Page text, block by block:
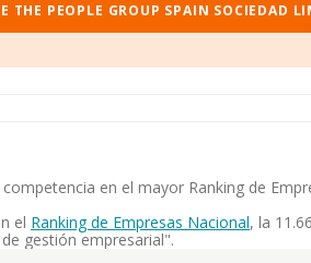
THE PEOPLE GROUP SPAIN SOCIEDAD
en el mayor Ranking de
el Ranking de Empresas Nacional, la
gestión empresarial".